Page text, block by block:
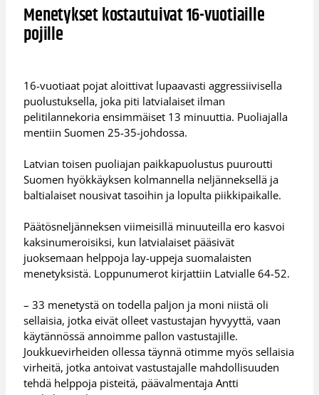
Menetykset kostautuivat 16-vuotiaille
pojille
16-vuotiaat pojat aloittivat lupaavasti aggressiivisella
puolustuksella, joka piti latvialaiset ilman
pelitilannekoria ensimmäiset 13 minuuttia. Puoliajalla
mentiin Suomen 25-35-johdossa.
Latvian toisen puoliajan paikkapuolustus puuroutti
Suomen hyökkäyksen kolmannella neljänneksellä ja
baltialaiset nousivat tasoihin ja lopulta piikkipaikalle.
Päätösneljänneksen viimeisillä minuuteilla ero kasvoi
kaksinumeroisiksi, kun latvialaiset pääsivät
juoksemaan helppoja lay-uppeja suomalaisten
menetyksistä. Loppunumerot kirjattiin Latvialle 64-52.
– 33 menetystä on todella paljon ja moni niistä oli
sellaisia, jotka eivät olleet vastustajan hyvyyttä, vaan
käytännössä annoimme pallon vastustajille.
Joukkuevirheiden ollessa täynnä otimme myös sellaisia
virheitä, jotka antoivat vastustajalle mahdollisuuden
tehdä helppoja pisteitä, päävalmentaja Antti